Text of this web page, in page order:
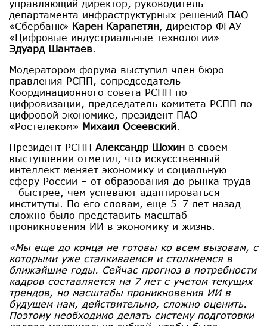
управляющий директор, руководитель
департамента инфраструктурных решений ПАО
«Сбербанк» Карен Карапетян, директор ФГАУ
«Цифровые индустриальные технологии»
Эдуард Шантаев.
Модератором форума выступил член бюро
правления РСПП, сопредседатель
Координационного совета РСПП по
цифровизации, председатель комитета РСПП по
цифровой экономике, президент ПАО
«Ростелеком» Михаил Осеевский.
Президент РСПП Александр Шохин в своем
выступлении отметил, что искусственный
интеллект меняет экономику и социальную
сферу России – от образования до рынка труда
– быстрее, чем успевают адаптироваться
институты. По его словам, еще 5–7 лет назад
сложно было представить масштаб
проникновения ИИ в экономику и жизнь.
«Мы еще до конца не готовы ко всем вызовам, с
которыми уже сталкиваемся и столкнемся в
ближайшие годы. Сейчас прогноз в потребности
кадров составляется на 7 лет с учетом текущих
трендов, но масштабы проникновения ИИ в
будущем нам, действительно, сложно оценить.
Поэтому необходимо делать систему подготовки